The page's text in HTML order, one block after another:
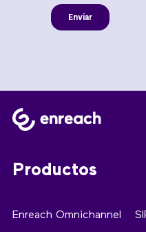
Productos
Enreach Omnichannel